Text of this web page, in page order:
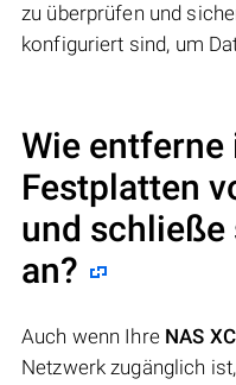
zu überprüfen und
konfiguriert sind, um
Wie entferne
Festplatten
und schließe
an?
Auch wenn Ihre NAS
Netzwerk zugänglich